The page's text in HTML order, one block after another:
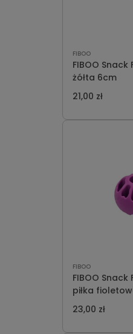
FIBOO
FIBOO Snack
żółta 6cm
21,00 zł
FIBOO
FIBOO Snack
piłka
23,00 zł